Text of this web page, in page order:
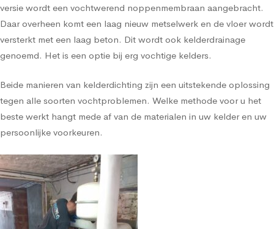
versie wordt een vochtwerend noppenmembraan aangebracht.
Daar overheen komt een laag nieuw metselwerk en de vloer wordt
versterkt met een laag beton. Dit wordt ook kelderdrainage
genoemd. Het is een optie bij erg vochtige kelders.
Beide manieren van kelderdichting zijn een uitstekende oplossing
tegen alle soorten vochtproblemen. Welke methode voor u het
beste werkt hangt mede af van de materialen in uw kelder en uw
persoonlijke voorkeuren.